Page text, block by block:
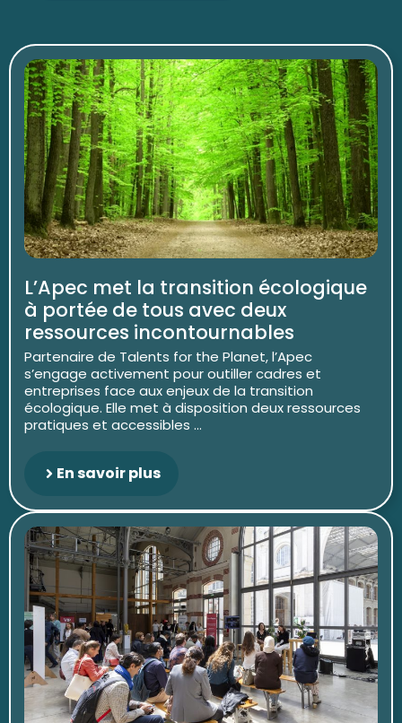
L’Apec met la transition écologique
à portée de tous avec deux
ressources incontournables
Partenaire de Talents for the Planet, l’Apec
s’engage activement pour outiller cadres et
entreprises face aux enjeux de la transition
écologique. Elle met à disposition deux ressources
pratiques et accessibles ...
En savoir plus